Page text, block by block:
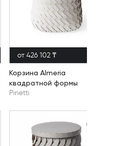
от 426 102 ₸
Корзина Almeria
квадратной формы
Pinetti